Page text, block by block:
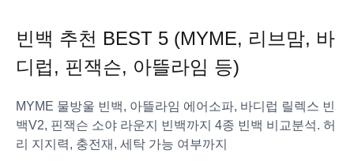
빈백 추천 BEST 5 (MYME, 리브맘, 바
디럽, 핀잭슨, 아뜰라임 등)
MYME 물방울 빈백, 아뜰라임 에어소파, 바디럽 릴렉스 빈
백V2, 핀잭슨 소야 라운지 빈백까지 4종 빈백 비교분석. 허
리 지지력, 충전재, 세탁 가능 여부까지